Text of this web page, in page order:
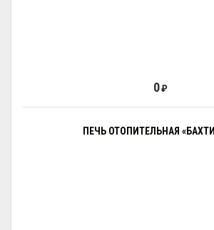
0₽
ПЕЧЬ ОТОПИТЕЛЬНАЯ